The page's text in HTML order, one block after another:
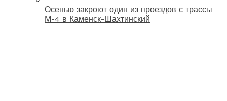
Осенью закроют один из проездов с трассы
М-4 в Каменск-Шахтинский